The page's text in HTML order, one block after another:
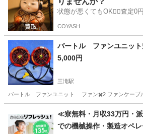
状態が悪くてもOK🙆‍♀️査定0
COYASH
バートル ファンユニット
5,000円
三滝駅
バートル ファンユニット ファン✖️2 ファンケーブル
三滝駅 その他
≪寮無料・月収33万円・
での機械操作・製造オペ